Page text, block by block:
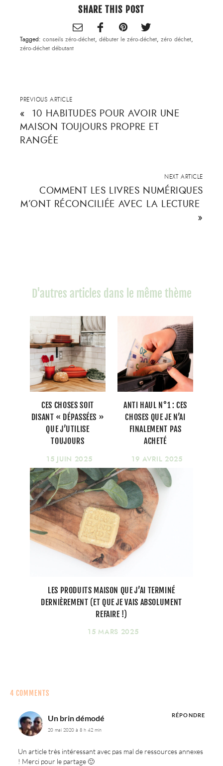
SHARE THIS POST
Tagged: conseils zéro-déchet, débuter le zéro-déchet, zéro déchet,
zéro-déchet débutant
PREVIOUS ARTICLE
« 10 HABITUDES POUR AVOIR UNE
MAISON TOUJOURS PROPRE ET
RANGÉE
NEXT ARTICLE
COMMENT LES LIVRES NUMÉRIQUES
M’ONT RÉCONCILIÉE AVEC LA LECTURE
»
D'autres articles dans le même thème
CES CHOSES SOIT
DISANT « DÉPASSÉES »
QUE J’UTILISE
TOUJOURS
15 JUIN 2025
ANTI HAUL N°1 : CES
CHOSES QUE JE N’AI
FINALEMENT PAS
ACHETÉ
19 AVRIL 2025
LES PRODUITS MAISON QUE J’AI TERMINÉ
DERNIÈREMENT (ET QUE JE VAIS ABSOLUMENT
REFAIRE !)
15 MARS 2025
4 COMMENTS
Un brin démodé
20 mai 2020 à 8 h 42 min
Un article très intéressant avec pas mal de ressources annexes
! Merci pour le partage 🙂
RÉPONDRE